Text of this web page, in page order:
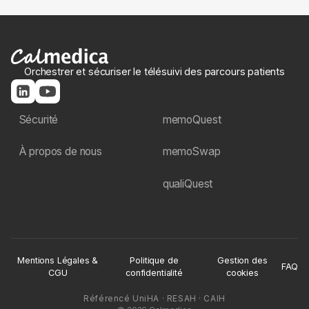
(certificat n° FR098326, délivré le 29 octobre
2025). Cette certification atteste d'un cadre
structuré d'analyse des risques et d'amélioration
continue.
Orchestrer et sécuriser le télésuivi des parcours patients
Sécurité
À propos de nous
memoQuest
memoSwap
qualiQuest
Mentions Légales &
CGU
Politique de
confidentialité
Gestion des
cookies
FAQ
Référencé UniHA · RESAH · CAIH